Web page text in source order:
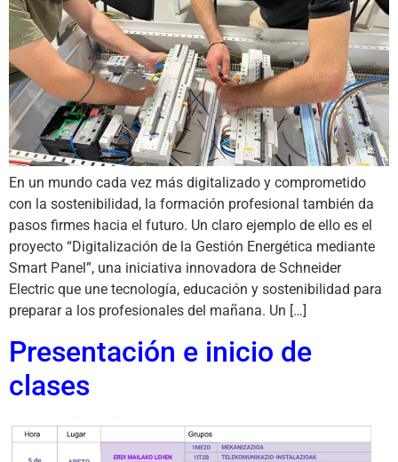
En un mundo cada vez más digitalizado y comprometido
con la sostenibilidad, la formación profesional también da
pasos firmes hacia el futuro. Un claro ejemplo de ello es el
proyecto “Digitalización de la Gestión Energética mediante
Smart Panel”, una iniciativa innovadora de Schneider
Electric que une tecnología, educación y sostenibilidad para
preparar a los profesionales del mañana. Un […]
Presentación e inicio de
clases